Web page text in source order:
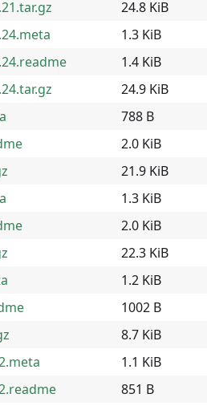
24.8 KiB
1.3 KiB
1.4 KiB
24.9 KiB
788 B
2.0 KiB
21.9 KiB
1.3 KiB
2.0 KiB
22.3 KiB
1.2 KiB
1002 B
8.7 KiB
1.1 KiB
851 B